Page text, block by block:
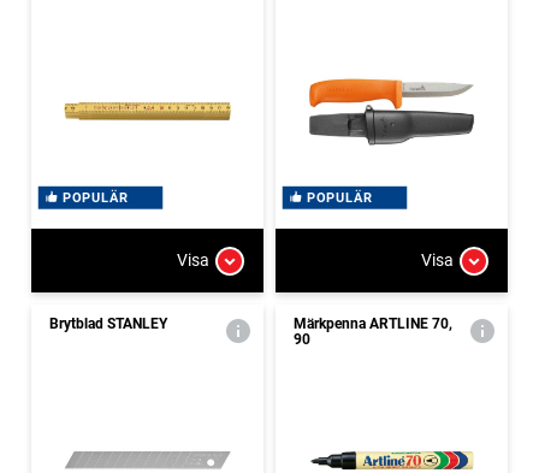
POPULÄR
Visa
POPULÄR
Visa
Brytblad STANLEY
Märkpenna ARTLINE 70,
90